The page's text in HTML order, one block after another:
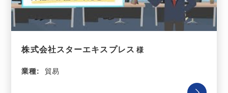
株式会社スターエキスプレス
業種: 貿易